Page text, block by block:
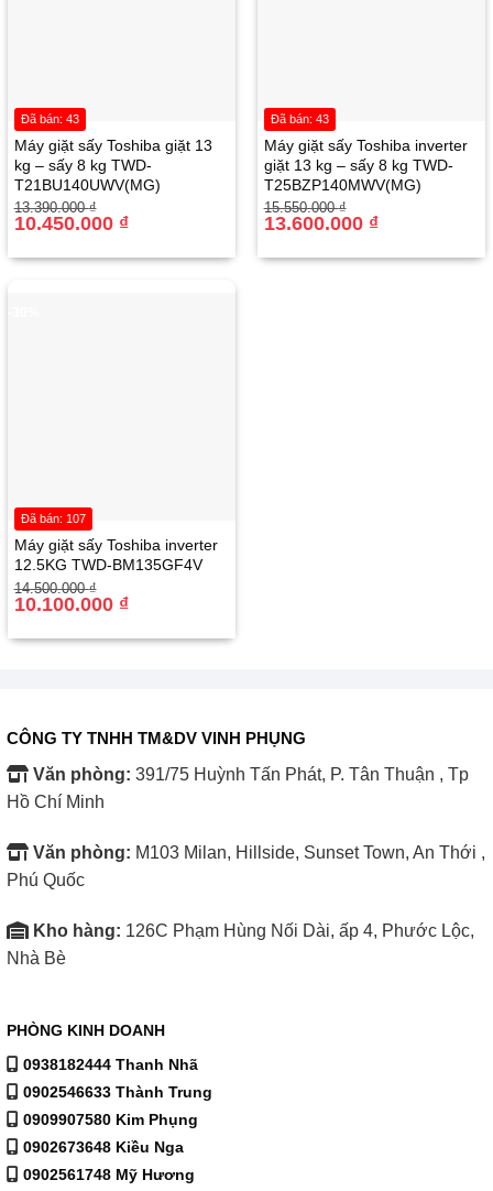
Máy giặt sấy Toshiba giặt 13
kg – sấy 8 kg TWD-
T21BU140UWV(MG)
13.390.000₫
Giá
gốc
10.450.000 ₫
Giá
hiện
10.450.000 ₫.
Đã bán: 43
Máy giặt sấy Toshiba inverter
giặt 13 kg – sấy 8 kg TWD-
T25BZP140MWV(MG)
15.550.000₫
Giá
gốc
13.600.000 ₫
Giá
hiện
13.600.000 ₫.
Đã bán: 43
Máy giặt sấy Toshiba inverter
12.5KG TWD-BM135GF4V
14.500.000₫
Giá
gốc
10.100.000 ₫
Giá
hiện
10.100.000 ₫.
Đã bán: 107
CÔNG TY TNHH TM&DV VINH PHỤNG
Văn phòng: 391/75 Huỳnh Tấn Phát, P. Tân Thuận , Tp
Hồ Chí Minh
Văn phòng: M103 Milan, Hillside, Sunset Town, An Thới ,
Phú Quốc
Kho hàng: 126C Phạm Hùng Nối Dài, ấp 4, Phước Lộc,
Nhà Bè
PHÒNG KINH DOANH
0938182444 Thanh Nhã
0902546633 Thành Trung
0909907580 Kim Phụng
0902673648 Kiều Nga
0902561748 Mỹ Hương